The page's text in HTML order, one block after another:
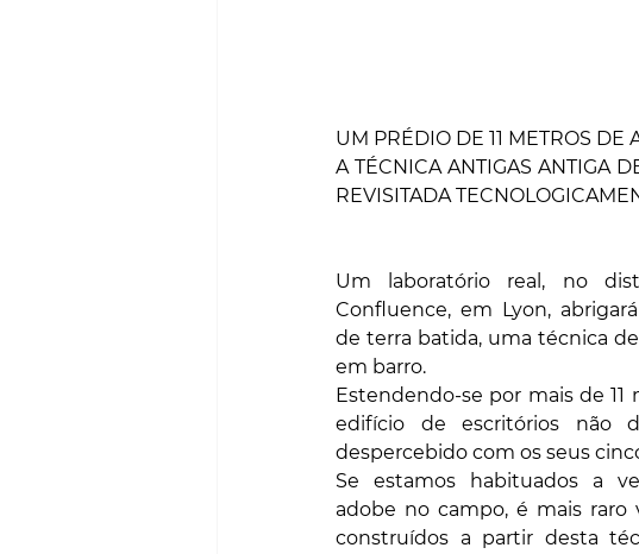
UM PRÉDIO DE 11 METROS DE
A TÉCNICA ANTIGAS ANTIGA
REVISITADA
Um laboratório real, no
Confluence, em Lyon,
de terra batida, uma técnica
em barro.
Estendendo-se por mais de 11
edifício de escritórios não
despercebido com os seus
Se estamos habituados a
adobe no campo, é mais raro
construídos a partir desta